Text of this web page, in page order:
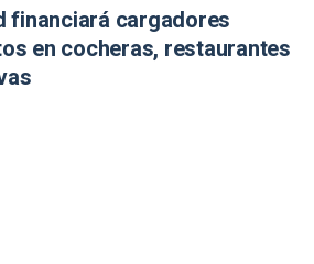
financiará cargadores
en cocheras, restaurantes